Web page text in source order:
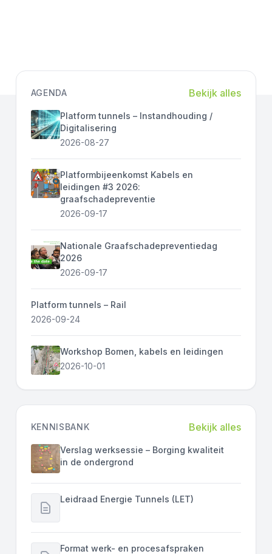
AGENDA Bekijk alles
Platform tunnels – Instandhouding /
Digitalisering
2026-08-27
Platformbijeenkomst Kabels en
leidingen #3 2026:
graafschadepreventie
2026-09-17
Nationale Graafschadepreventiedag
2026
2026-09-17
Platform tunnels – Rail
2026-09-24
Workshop Bomen, kabels en leidingen
2026-10-01
KENNISBANK Bekijk alles
Verslag werksessie – Borging kwaliteit
in de ondergrond
Leidraad Energie Tunnels (LET)
Format werk- en procesafspraken